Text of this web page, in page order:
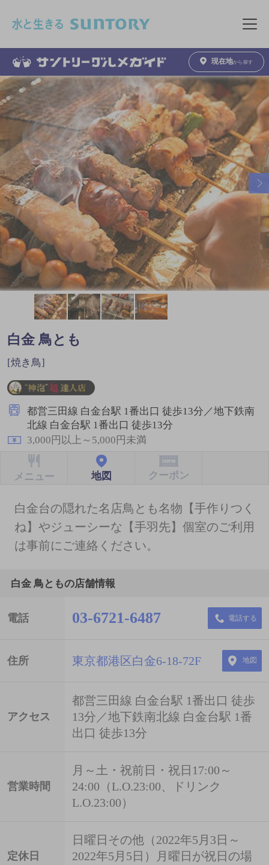
メニュ
現在地から探す
白金 鳥とも
[焼き鳥]
都営三田線 白金台駅 1番出口 徒歩13分／地下鉄南
北線 白金台駅 1番出口 徒歩13分
3,000円以上～5,000円未満
メニュー 地図 クーポン
白金台の隠れた名店鳥とも名物【手作りつく
ね】やジューシーな【手羽先】個室のご利用
は事前にご連絡ください。
白金 鳥ともの店舗情報
電話 03-6721-6487 電話する
住所 東京都港区白金6-18-72F 地図
アクセス
都営三田線 白金台駅 1番出口 徒歩
13分／地下鉄南北線 白金台駅 1番
出口 徒歩13分
営業時間
月～土・祝前日・祝日17:00～
24:00（L.O.23:00、ドリンク
L.O.23:00）
定休日
日曜日その他（2022年5月3日～
2022年5月5日）月曜日が祝日の場